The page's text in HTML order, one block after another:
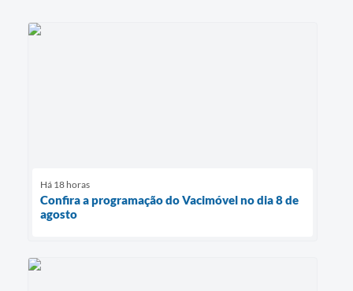
Há 18 horas
Confira a programação do Vacimóvel no dia 8 de
agosto